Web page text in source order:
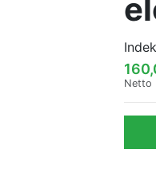
Netto